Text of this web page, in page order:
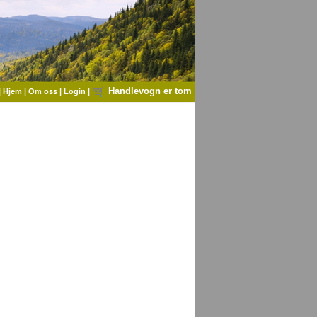
Hjem | Om oss | Login | Handlevogn er tom